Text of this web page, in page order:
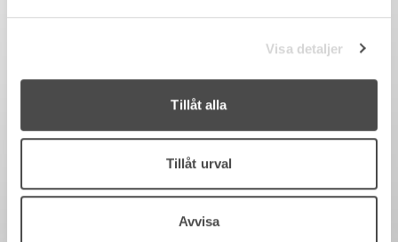
Visa detaljer
Tillåt alla
Tillåt urval
Avvisa